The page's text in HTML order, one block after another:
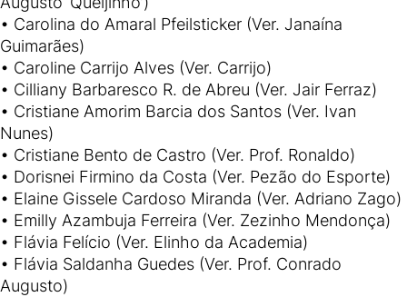
• Carolina do Amaral Pfeilsticker (Ver. Janaína
Guimarães)
• Caroline Carrijo Alves (Ver. Carrijo)
• Cilliany Barbaresco R. de Abreu (Ver. Jair Ferraz)
• Cristiane Amorim Barcia dos Santos (Ver. Ivan
Nunes)
• Cristiane Bento de Castro (Ver. Prof. Ronaldo)
• Dorisnei Firmino da Costa (Ver. Pezão do Esporte)
• Elaine Gissele Cardoso Miranda (Ver. Adriano Zago)
• Emilly Azambuja Ferreira (Ver. Zezinho Mendonça)
• Flávia Felício (Ver. Elinho da Academia)
• Flávia Saldanha Guedes (Ver. Prof. Conrado
Augusto)